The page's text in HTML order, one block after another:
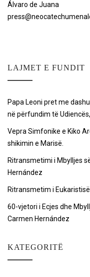
Álvaro de Juana
LAJMET E FUNDIT
Papa Leoni pret me
në përfundim të
Vepra Simfonike e Kiko
shikimin e Marisë.
Ritransmetimi i Mbylljes
Hernández
Ritransmetim i
60-vjetori i Ecjes dhe
Carmen Hernández
KATEGORITË